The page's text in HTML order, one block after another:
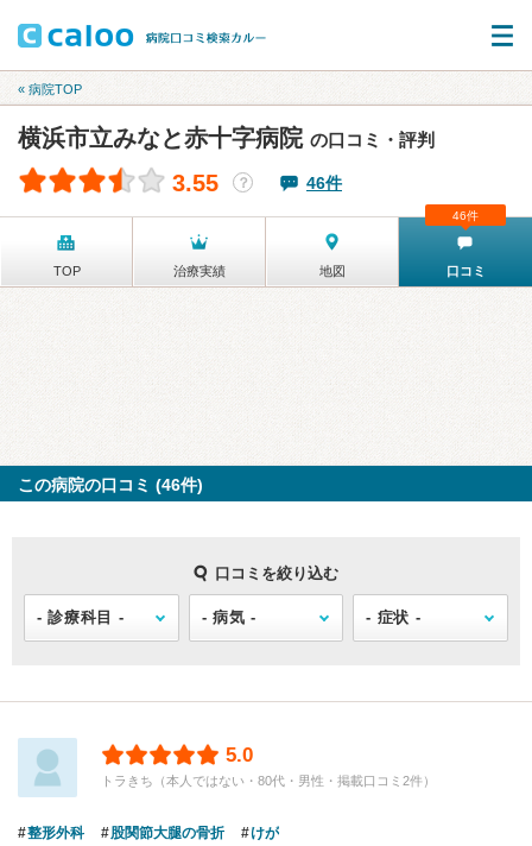
« 病院TOP
横浜市立みなと赤十字病院 の口コミ・評判
3.55 ？ 46件
TOP 治療実績 地図 口コミ
46件
この病院の口コミ (46件)
口コミを絞り込む
5.0
トラきち（本人ではない・80代・男性・掲載口コミ2件）
整形外科 股関節大腿の骨折 けが